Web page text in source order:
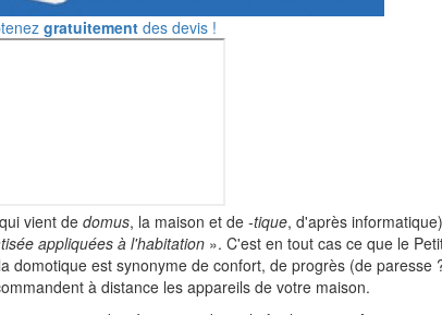
gratuitement des devis !
vient dedomus, la maison et de -tique, d'après
appliquées à l'habitation ». C'est en tout cas ce que le
domotique est synonyme de confort, de progrès (de paresse
à distance les appareils de votre maison.